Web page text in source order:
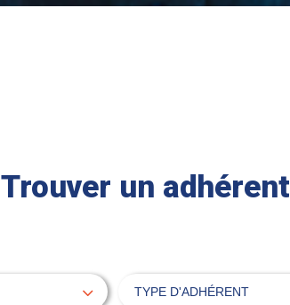
Trouver un adhérent